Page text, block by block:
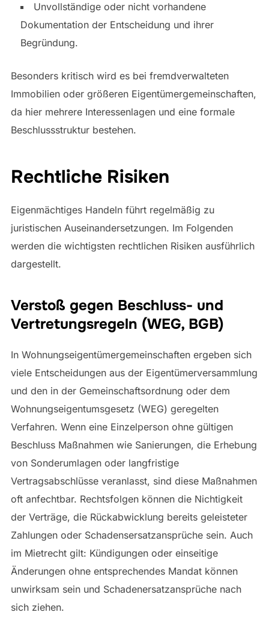
Unvollständige oder nicht vorhandene
Dokumentation der Entscheidung und ihrer
Begründung.
Besonders kritisch wird es bei fremdverwalteten
Immobilien oder größeren Eigentümergemeinschaften,
da hier mehrere Interessenlagen und eine formale
Beschlussstruktur bestehen.
Rechtliche Risiken
Eigenmächtiges Handeln führt regelmäßig zu
juristischen Auseinandersetzungen. Im Folgenden
werden die wichtigsten rechtlichen Risiken ausführlich
dargestellt.
Verstoß gegen Beschluss- und
Vertretungsregeln (WEG, BGB)
In Wohnungseigentümergemeinschaften ergeben sich
viele Entscheidungen aus der Eigentümerversammlung
und den in der Gemeinschaftsordnung oder dem
Wohnungseigentumsgesetz (WEG) geregelten
Verfahren. Wenn eine Einzelperson ohne gültigen
Beschluss Maßnahmen wie Sanierungen, die Erhebung
von Sonderumlagen oder langfristige
Vertragsabschlüsse veranlasst, sind diese Maßnahmen
oft anfechtbar. Rechtsfolgen können die Nichtigkeit
der Verträge, die Rückabwicklung bereits geleisteter
Zahlungen oder Schadensersatzansprüche sein. Auch
im Mietrecht gilt: Kündigungen oder einseitige
Änderungen ohne entsprechendes Mandat können
unwirksam sein und Schadenersatzansprüche nach
sich ziehen.